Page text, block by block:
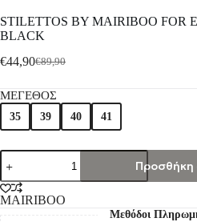
STILETTOS BY MAIRIBOO FOR
BLACK
€89,90
€44,90
ΜΕΓΕΘΟΣ
35 39 40 41
Προσθήκη
MAIRIBOO
Μεθόδοι